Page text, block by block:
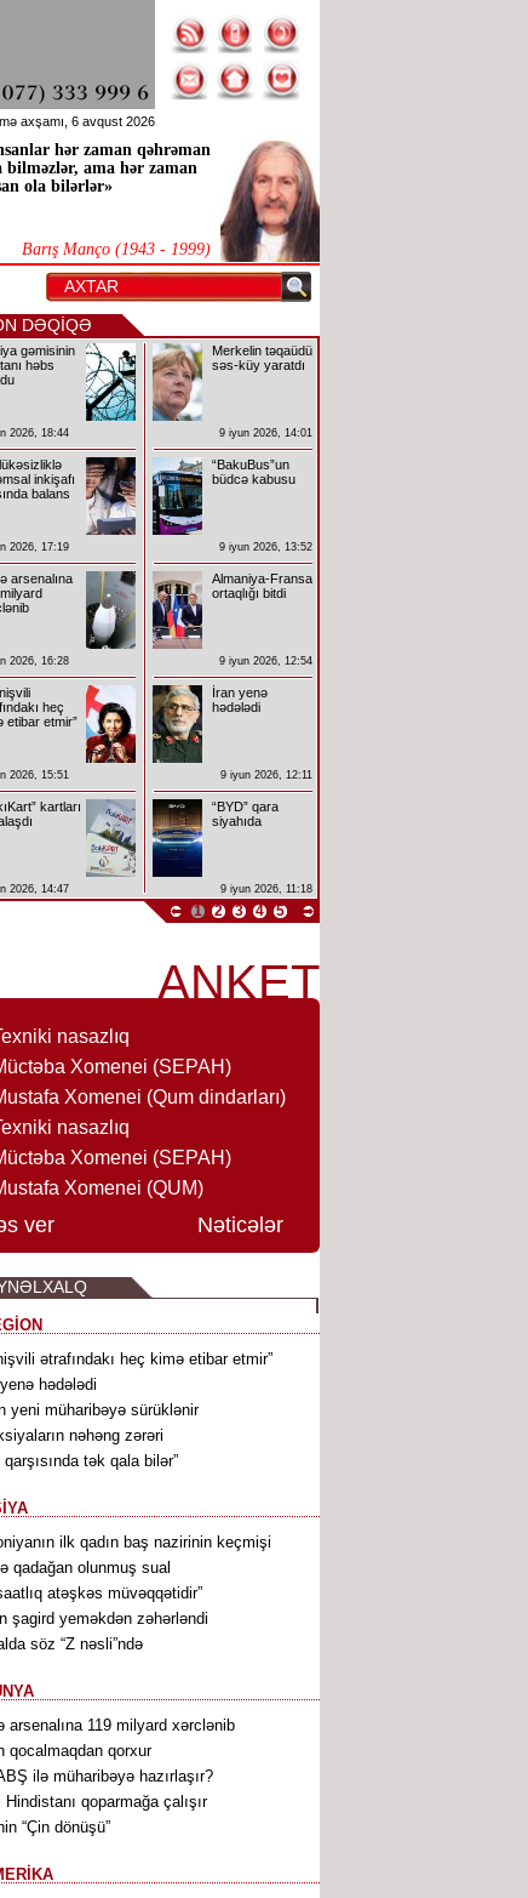
axşamı, 6 avqust 2026
hər zaman qəhrəman
bilməzlər, ama hər zaman
ola bilərlər»
Barış Manço (1943 - 1999)
DƏQİQƏ
gəmisinin
həbs
2026, 18:44
inkişafı
balans
2026, 17:19
arsenalına
2026, 16:28
heç
etibar etmir”
2026, 15:51
kartları
2026, 14:47
Merkelin təqaüdü
səs-küy yaratdı
9 iyun 2026, 14:01
“BakuBus”un
büdcə kabusu
9 iyun 2026, 13:52
Almaniya-Fransa
ortaqlığı bitdi
9 iyun 2026, 12:54
İran yenə
hədələdi
9 iyun 2026, 12:11
“BYD” qara
siyahıda
9 iyun 2026, 11:18
1 2 3 4 5
ANKET
nasazlıq
Xomenei (SEPAH)
Xomenei (Qum dindarları)
nasazlıq
Xomenei (SEPAH)
Xomenei (QUM)
ver Nəticələr
ətrafındakı heç kimə etibar etmir”
hədələdi
yeni müharibəyə sürüklənir
nəhəng zərəri
qarşısında tək qala bilər”
ilk qadın baş nazirinin keçmişi
qadağan olunmuş sual
atəşkəs müvəqqətidir”
şagird yeməkdən zəhərləndi
söz “Z nəsli”ndə
arsenalına 119 milyard xərclənib
qocalmaqdan qorxur
ilə müharibəyə hazırlaşır?
qoparmağa çalışır
“Çin dönüşü”